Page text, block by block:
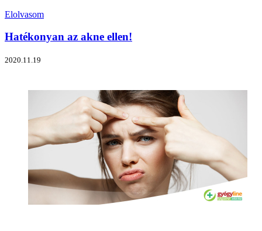
Elolvasom
Hatékonyan az akne ellen!
2020.11.19